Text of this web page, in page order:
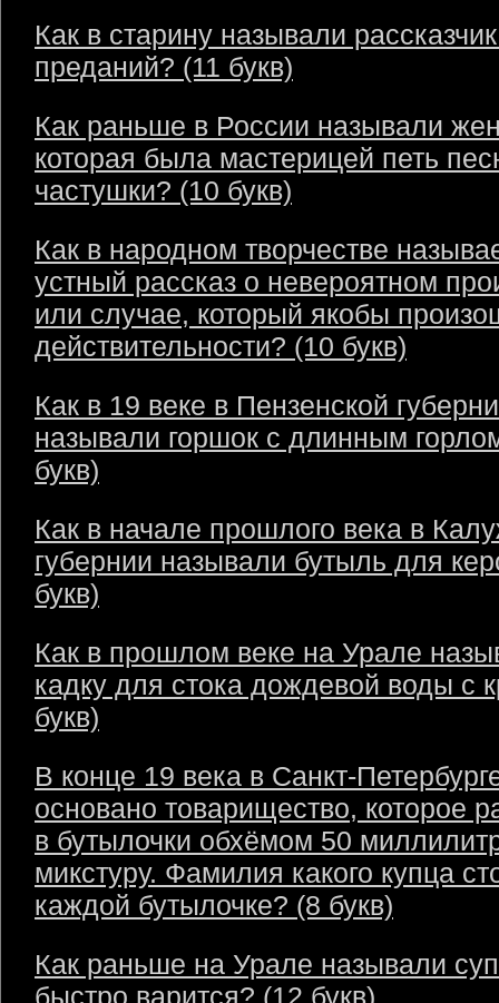
Как в старину называли
преданий? (11 букв)
Как раньше в России называли
которая была мастерицей петь
частушки? (10 букв)
Как в народном творчестве
устный рассказ о невероятном
или случае, который якобы
действительности? (10 букв)
Как в 19 веке в Пензенской
называли горшок с длинным
букв)
Как в начале прошлого века в
губернии называли бутыль для
букв)
Как в прошлом веке на Урале
кадку для стока дождевой воды с
букв)
В конце 19 века в Санкт-
основано товарищество, которое
в бутылочки обхёмом 50
микстуру. Фамилия какого купца
каждой бутылочке? (8 букв)
Как раньше на Урале называли
быстро варится? (12 букв)